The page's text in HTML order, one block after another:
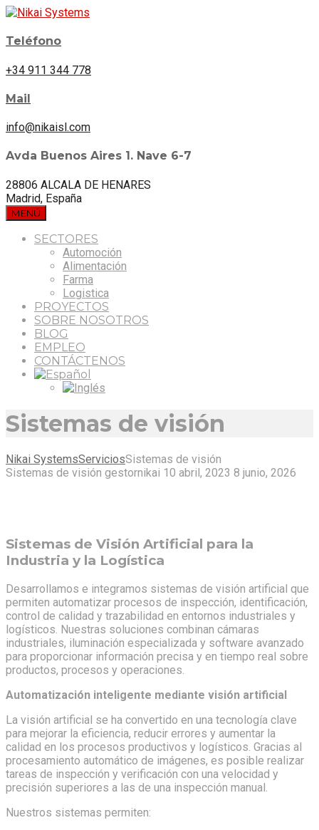
Teléfono
+34 911 344 778
Mail
info@nikaisl.com
Avda Buenos Aires 1. Nave 6-7
28806 ALCALA DE HENARES
Madrid, España
MENÚ
SECTORES
Automoción
Alimentación
Farma
Logistica
PROYECTOS
SOBRE NOSOTROS
BLOG
EMPLEO
CONTÁCTENOS
Sistemas de visión
Nikai SystemsServiciosSistemas de visión
Sistemas de visión gestornikai 10 abril, 2023 8 junio, 2026
Sistemas de Visión Artificial para la
Industria y la Logística
Desarrollamos e integramos sistemas de visión artificial que
permiten automatizar procesos de inspección, identificación,
control de calidad y trazabilidad en entornos industriales y
logísticos. Nuestras soluciones combinan cámaras
industriales, iluminación especializada y software avanzado
para proporcionar información precisa y en tiempo real sobre
productos, procesos y operaciones.
Automatización inteligente mediante visión artificial
La visión artificial se ha convertido en una tecnología clave
para mejorar la eficiencia, reducir errores y aumentar la
calidad en los procesos productivos y logísticos. Gracias al
procesamiento automático de imágenes, es posible realizar
tareas de inspección y verificación con una velocidad y
precisión superiores a las de una inspección manual.
Nuestros sistemas permiten: